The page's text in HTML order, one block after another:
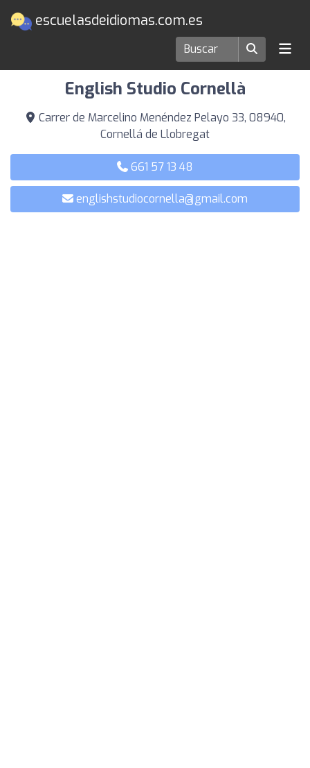
escuelasdeidiomas.com.es
Escuelas de idiomas en Cornellá de Llobregat
English Studio Cornellà
Carrer de Marcelino Menéndez Pelayo 33, 08940,
Cornellá de Llobregat
661 57 13 48
englishstudiocornella@gmail.com